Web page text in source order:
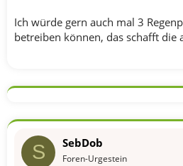
Ich würde gern auch mal 3
betreiben können, das schafft die
S SebDob
Foren-Urgestein